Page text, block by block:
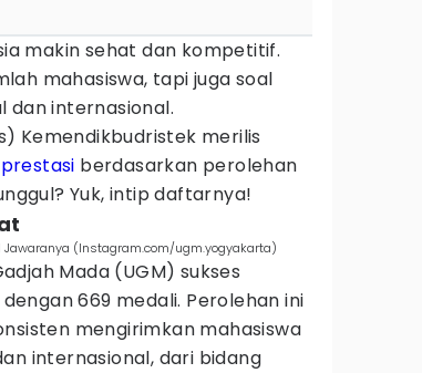
makin sehat dan kompetitif.
mahasiswa, tapi juga soal
dan internasional.
Kemendikbudristek merilis
berdasarkan perolehan
Yuk, intip daftarnya!
Jawaranya (Instagram.com/ugm.yogyakarta)
Mada (UGM) sukses
669 medali. Perolehan ini
mengirimkan mahasiswa
internasional, dari bidang